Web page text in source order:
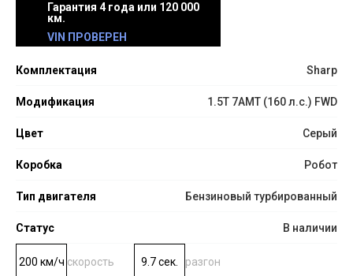
Гарантия 4 года или 120 000
км.
VIN ПРОВЕРЕН
Комплектация Sharp
Модификация 1.5T 7AMT (160 л.с.) FWD
Цвет Серый
Коробка Робот
Тип двигателя Бензиновый турбированный
Статус В наличии
200 км/ч скорость 9.7 сек. разгон